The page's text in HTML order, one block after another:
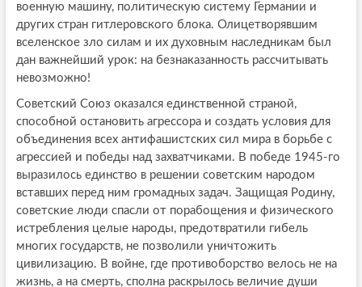
военную машину, политическую систему Германии и
других стран гитлеровского блока. Олицетворявшим
вселенское зло силам и их духовным наследникам был
дан важнейший урок: на безнаказанность рассчитывать
невозможно!
Советский Союз оказался единственной страной,
способной остановить агрессора и создать условия для
объединения всех антифашистских сил мира в борьбе с
агрессией и победы над захватчиками. В победе 1945-го
выразилось единство в решении советским народом
вставших перед ним громадных задач. Защищая Родину,
советские люди спасли от порабощения и физического
истребления целые народы, предотвратили гибель
многих государств, не позволили уничтожить
цивилизацию. В войне, где противоборство велось не на
жизнь, а на смерть, сполна раскрылось величие души